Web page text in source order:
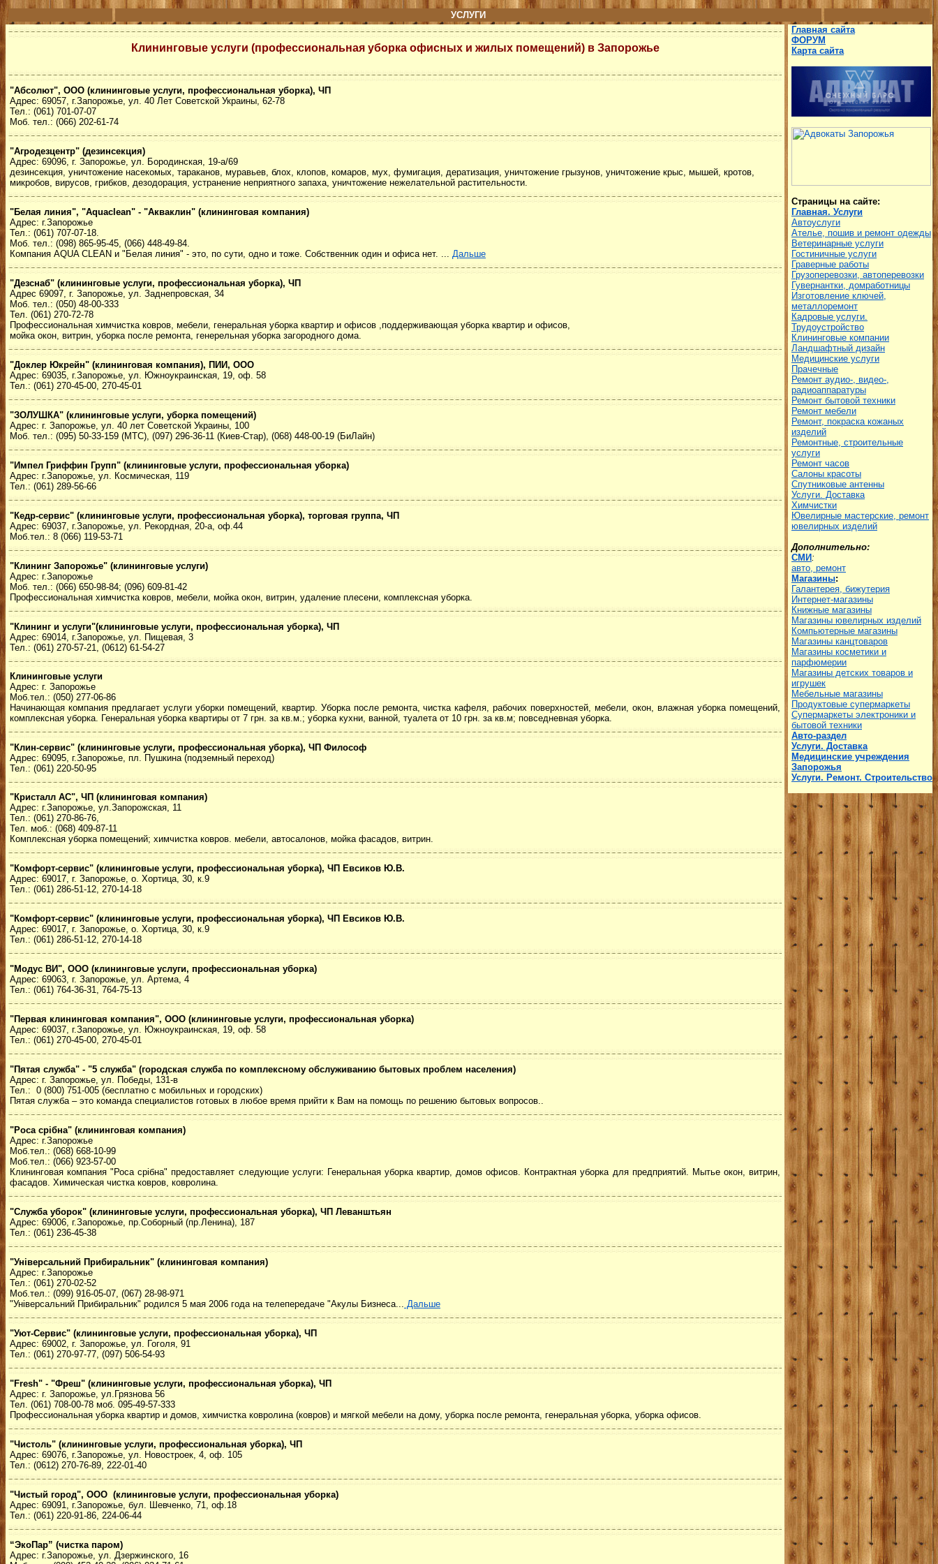
УСЛУГИ
Клининговые услуги (профессиональная уборка офисных и жилых помещений) в Запорожье
"Абсолют", ООО (клининговые услуги, профессиональная уборка), ЧП
Адрес: 69057, г.Запорожье, ул. 40 Лет Советской Украины, 62-78
Тел.: (061) 701-07-07
Моб. тел.: (066) 202-61-74
"Агродезцентр" (дезинсекция)
Адрес: 69096, г. Запорожье, ул. Бородинская, 19-а/69
дезинсекция, уничтожение насекомых, тараканов, муравьев, блох, клопов, комаров, мух, фумигация, дератизация, уничтожение грызунов, уничтожение крыс, мышей, кротов,
микробов, вирусов, грибков, дезодорация, устранение неприятного запаха, уничтожение нежелательной растительности.
"Белая линия", "Aquaclean" - "Акваклин" (клининговая компания)
Адрес: г.Запорожье
Тел.: (061) 707-07-18.
Моб. тел.: (098) 865-95-45, (066) 448-49-84.
Компания AQUA CLEAN и "Белая линия" - это, по сути, одно и тоже. Собственник один и офиса нет. ... Дальше
"Дезснаб" (клининговые услуги, профессиональная уборка), ЧП
Адрес 69097, г. Запорожье, ул. Заднепровская, 34
Моб. тел.: (050) 48-00-333
Тел. (061) 270-72-78
Профессиональная химчистка ковров, мебели, генеральная уборка квартир и офисов ,поддерживающая уборка квартир и офисов,
мойка окон, витрин, уборка после ремонта, генерельная уборка загородного дома.
"Доклер Юкрейн" (клининговая компания), ПИИ, ООО
Адрес: 69035, г.Запорожье, ул. Южноукраинская, 19, оф. 58
Тел.: (061) 270-45-00, 270-45-01
"ЗОЛУШКА" (клининговые услуги, уборка помещений)
Адрес: г. Запорожье, ул. 40 лет Советской Украины, 100
Моб. тел.: (095) 50-33-159 (МТС), (097) 296-36-11 (Киев-Стар), (068) 448-00-19 (БиЛайн)
"Импел Гриффин Групп" (клининговые услуги, профессиональная уборка)
Адрес: г.Запорожье, ул. Космическая, 119
Тел.: (061) 289-56-66
"Кедр-сервис" (клининговые услуги, профессиональная уборка), торговая группа, ЧП
Адрес: 69037, г.Запорожье, ул. Рекордная, 20-а, оф.44
Моб.тел.: 8 (066) 119-53-71
"Клининг Запорожье" (клининговые услуги)
Адрес: г.Запорожье
Моб. тел.: (066) 650-98-84; (096) 609-81-42
Профессиональная химчистка ковров, мебели, мойка окон, витрин, удаление плесени, комплексная уборка.
"Клининг и услуги"(клининговые услуги, профессиональная уборка), ЧП
Адрес: 69014, г.Запорожье, ул. Пищевая, 3
Тел.: (061) 270-57-21, (0612) 61-54-27
Клининговые услуги
Адрес: г. Запорожье
Моб.тел.: (050) 277-06-86
Начинающая компания предлагает услуги уборки помещений, квартир. Уборка после ремонта, чистка кафеля, рабочих поверхностей, мебели, окон, влажная уборка помещений,
комплексная уборка. Генеральная уборка квартиры от 7 грн. за кв.м.; уборка кухни, ванной, туалета от 10 грн. за кв.м; повседневная уборка.
"Клин-сервис" (клининговые услуги, профессиональная уборка), ЧП Философ
Адрес: 69095, г.Запорожье, пл. Пушкина (подземный переход)
Тел.: (061) 220-50-95
"Кристалл АС", ЧП (клининговая компания)
Адрес: г.Запорожье, ул.Запорожская, 11
Тел.: (061) 270-86-76,
Тел. моб.: (068) 409-87-11
Комплексная уборка помещений; химчистка ковров. мебели, автосалонов, мойка фасадов, витрин.
"Комфорт-сервис" (клининговые услуги, профессиональная уборка), ЧП Евсиков Ю.В.
Адрес: 69017, г. Запорожье, о. Хортица, 30, к.9
Тел.: (061) 286-51-12, 270-14-18
"Комфорт-сервис" (клининговые услуги, профессиональная уборка), ЧП Евсиков Ю.В.
Адрес: 69017, г. Запорожье, о. Хортица, 30, к.9
Тел.: (061) 286-51-12, 270-14-18
"Модус ВИ", ООО (клининговые услуги, профессиональная уборка)
Адрес: 69063, г. Запорожье, ул. Артема, 4
Тел.: (061) 764-36-31, 764-75-13
"Первая клининговая компания", ООО (клининговые услуги, профессиональная уборка)
Адрес: 69037, г.Запорожье, ул. Южноукраинская, 19, оф. 58
Тел.: (061) 270-45-00, 270-45-01
"Пятая служба" - "5 служба" (городская служба по комплексному обслуживанию бытовых проблем населения)
Адрес: г. Запорожье, ул. Победы, 131-в
Тел.: 0 (800) 751-005 (бесплатно с мобильных и городских)
Пятая служба – это команда специалистов готовых в любое время прийти к Вам на помощь по решению бытовых вопросов..
"Роса срібна" (клининговая компания)
Адрес: г.Запорожье
Моб.тел.: (068) 668-10-99
Моб.тел.: (066) 923-57-00
Клининговая компания "Роса срібна" предоставляет следующие услуги: Генеральная уборка квартир, домов офисов. Контрактная уборка для предприятий. Мытье окон, витрин,
фасадов. Химическая чистка ковров, ковролина.
"Служба уборок" (клининговые услуги, профессиональная уборка), ЧП Леванштьян
Адрес: 69006, г.Запорожье, пр.Соборный (пр.Ленина), 187
Тел.: (061) 236-45-38
"Універсальний Прибиральник" (клининговая компания)
Адрес: г.Запорожье
Тел.: (061) 270-02-52
Моб.тел.: (099) 916-05-07, (067) 28-98-971
"Універсальний Прибиральник" родился 5 мая 2006 года на телепередаче "Акулы Бизнеса... Дальше
"Уют-Сервис" (клининговые услуги, профессиональная уборка), ЧП
Адрес: 69002, г. Запорожье, ул. Гоголя, 91
Тел.: (061) 270-97-77, (097) 506-54-93
"Fresh" - "Фреш" (клининговые услуги, профессиональная уборка), ЧП
Адрес: г. Запорожье, ул.Грязнова 56
Тел. (061) 708-00-78 моб. 095-49-57-333
Профессиональная уборка квартир и домов, химчистка ковролина (ковров) и мягкой мебели на дому, уборка после ремонта, генеральная уборка, уборка офисов.
"Чистоль" (клининговые услуги, профессиональная уборка), ЧП
Адрес: 69076, г.Запорожье, ул. Новостроек, 4, оф. 105
Тел.: (0612) 270-76-89, 222-01-40
"Чистый город", ООО (клининговые услуги, профессиональная уборка)
Адрес: 69091, г.Запорожье, бул. Шевченко, 71, оф.18
Тел.: (061) 220-91-86, 224-06-44
“ЭкоПар” (чистка паром)
Адрес: г.Запорожье, ул. Дзержинского, 16
Главная сайта
ФОРУМ
Карта сайта
Страницы на сайте:
Главная. Услуги
Автоуслуги
Ателье, пошив и ремонт одежды
Ветеринарные услуги
Гостиничные услуги
Граверные работы
Грузоперевозки, автоперевозки
Гувернантки, домработницы
Изготовление ключей,
металлоремонт
Кадровые услуги.
Трудоустройство
Клининговые компании
Ландшафтный дизайн
Медицинские услуги
Прачечные
Ремонт аудио-, видео-,
радиоаппаратуры
Ремонт бытовой техники
Ремонт мебели
Ремонт, покраска кожаных
изделий
Ремонтные, строительные
услуги
Ремонт часов
Салоны красоты
Спутниковые антенны
Услуги. Доставка
Химчистки
Ювелирные мастерские, ремонт
ювелирных изделий
Дополнительно:
СМИ:
авто, ремонт
Магазины:
Галантерея, бижутерия
Интернет-магазины
Книжные магазины
Магазины ювелирных изделий
Компьютерные магазины
Магазины канцтоваров
Магазины косметики и
парфюмерии
Магазины детских товаров и
игрушек
Мебельные магазины
Продуктовые супермаркеты
Супермаркеты электроники и
бытовой техники
Авто-раздел
Услуги. Доставка
Медицинские учреждения
Запорожья
Услуги. Ремонт. Строительство